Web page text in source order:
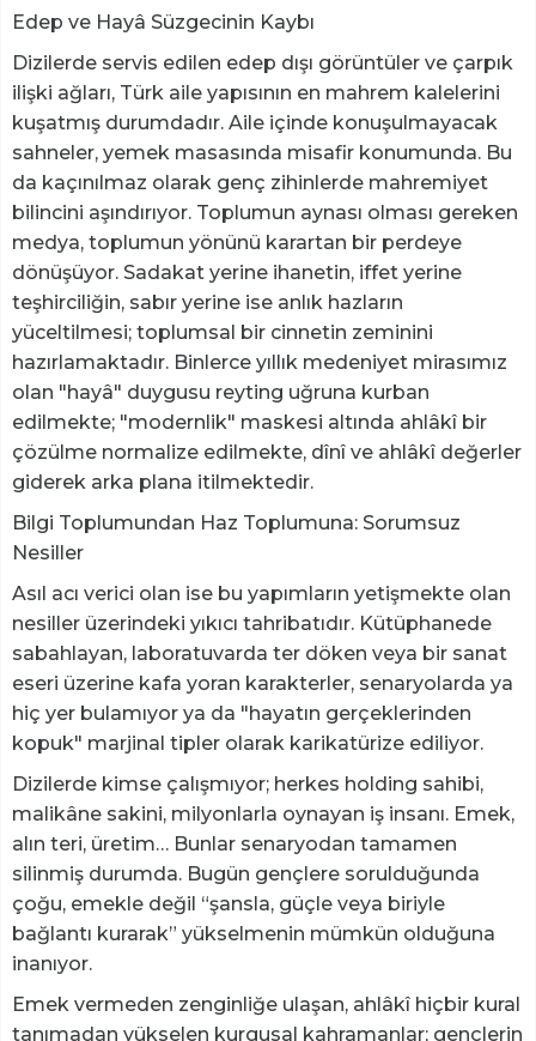
​Edep ve Hayâ Süzgecinin Kaybı
​Dizilerde servis edilen edep dışı görüntüler ve çarpık
ilişki ağları, Türk aile yapısının en mahrem kalelerini
kuşatmış durumdadır. Aile içinde konuşulmayacak
sahneler, yemek masasında misafir konumunda. Bu
da kaçınılmaz olarak genç zihinlerde mahremiyet
bilincini aşındırıyor. Toplumun aynası olması gereken
medya, toplumun yönünü karartan bir perdeye
dönüşüyor. Sadakat yerine ihanetin, iffet yerine
teşhirciliğin, sabır yerine ise anlık hazların
yüceltilmesi; toplumsal bir cinnetin zeminini
hazırlamaktadır. Binlerce yıllık medeniyet mirasımız
olan "hayâ" duygusu reyting uğruna kurban
edilmekte; "modernlik" maskesi altında ahlâkî bir
çözülme normalize edilmekte, dînî ve ahlâkî değerler
giderek arka plana itilmektedir.
​Bilgi Toplumundan Haz Toplumuna: Sorumsuz
Nesiller
​Asıl acı verici olan ise bu yapımların yetişmekte olan
nesiller üzerindeki yıkıcı tahribatıdır. Kütüphanede
sabahlayan, laboratuvarda ter döken veya bir sanat
eseri üzerine kafa yoran karakterler, senaryolarda ya
hiç yer bulamıyor ya da "hayatın gerçeklerinden
kopuk" marjinal tipler olarak karikatürize ediliyor.
​Dizilerde kimse çalışmıyor; herkes holding sahibi,
malikâne sakini, milyonlarla oynayan iş insanı. Emek,
alın teri, üretim… Bunlar senaryodan tamamen
silinmiş durumda. Bugün gençlere sorulduğunda
çoğu, emekle değil “şansla, güçle veya biriyle
bağlantı kurarak” yükselmenin mümkün olduğuna
inanıyor.
​Emek vermeden zenginliğe ulaşan, ahlâkî hiçbir kural
tanımadan yükselen kurgusal kahramanlar; gençlerin